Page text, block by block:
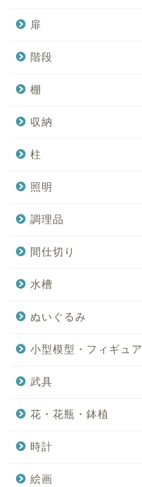
扉
階段
棚
収納
柱
照明
調理品
間仕切り
水槽
ぬいぐるみ
小型模型・フィギュア
武具
花・花瓶・鉢植
時計
絵画